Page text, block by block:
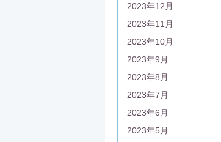
2023年12月
2023年11月
2023年10月
2023年9月
2023年8月
2023年7月
2023年6月
2023年5月